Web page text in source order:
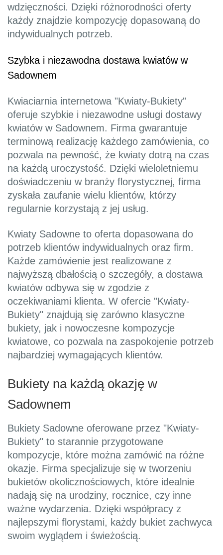
wdzięczności. Dzięki różnorodności oferty
każdy znajdzie kompozycję dopasowaną do
indywidualnych potrzeb.
Szybka i niezawodna dostawa kwiatów w
Sadownem
Kwiaciarnia internetowa "Kwiaty-Bukiety"
oferuje szybkie i niezawodne usługi dostawy
kwiatów w Sadownem. Firma gwarantuje
terminową realizację każdego zamówienia, co
pozwala na pewność, że kwiaty dotrą na czas
na każdą uroczystość. Dzięki wieloletniemu
doświadczeniu w branży florystycznej, firma
zyskała zaufanie wielu klientów, którzy
regularnie korzystają z jej usług.
Kwiaty Sadowne to oferta dopasowana do
potrzeb klientów indywidualnych oraz firm.
Każde zamówienie jest realizowane z
najwyższą dbałością o szczegóły, a dostawa
kwiatów odbywa się w zgodzie z
oczekiwaniami klienta. W ofercie "Kwiaty-
Bukiety" znajdują się zarówno klasyczne
bukiety, jak i nowoczesne kompozycje
kwiatowe, co pozwala na zaspokojenie potrzeb
najbardziej wymagających klientów.
Bukiety na każdą okazję w
Sadownem
Bukiety Sadowne oferowane przez "Kwiaty-
Bukiety" to starannie przygotowane
kompozycje, które można zamówić na różne
okazje. Firma specjalizuje się w tworzeniu
bukietów okolicznościowych, które idealnie
nadają się na urodziny, rocznice, czy inne
ważne wydarzenia. Dzięki współpracy z
najlepszymi florystami, każdy bukiet zachwyca
swoim wyglądem i świeżością.